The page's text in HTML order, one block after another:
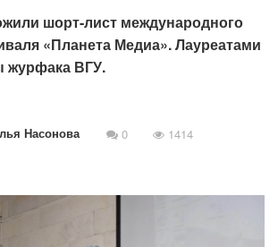
шорт-лист международного
«Планета Медиа». Лауреатами
журфака ВГУ.
Насонова 0 1414